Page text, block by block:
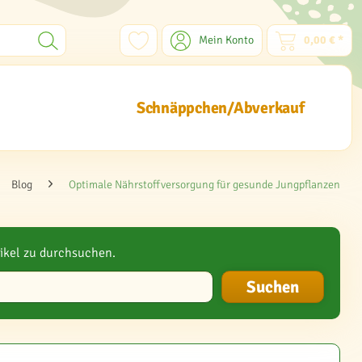
Mein Konto 0,00 € *
Schnäppchen/Abverkauf
Blog Optimale Nährstoffversorgung für gesunde Jungpflanzen
zu durchsuchen.